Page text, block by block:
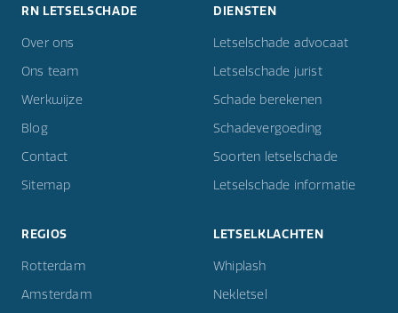
RN LETSELSCHADE
Over ons
Ons team
Werkwijze
Blog
Contact
Sitemap
DIENSTEN
Letselschade advocaat
Letselschade jurist
Schade berekenen
Schadevergoeding
Soorten letselschade
Letselschade informatie
REGIOS
Rotterdam
Amsterdam
LETSELKLACHTEN
Whiplash
Nekletsel